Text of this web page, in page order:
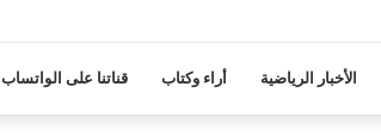
الأخبار الرياضية أراء وكتاب قناتنا على الواتساب